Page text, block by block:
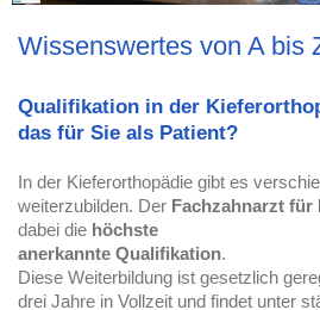
Wissenswertes von A bis
Qualifikation in der
das für Sie als Patient?
In der Kieferorthopädie gibt es
weiterzubilden. Der Fachzahnarzt
dabei die höchste
anerkannte Qualifikation.
Diese Weiterbildung ist gesetzlich
drei Jahre in Vollzeit und findet unter